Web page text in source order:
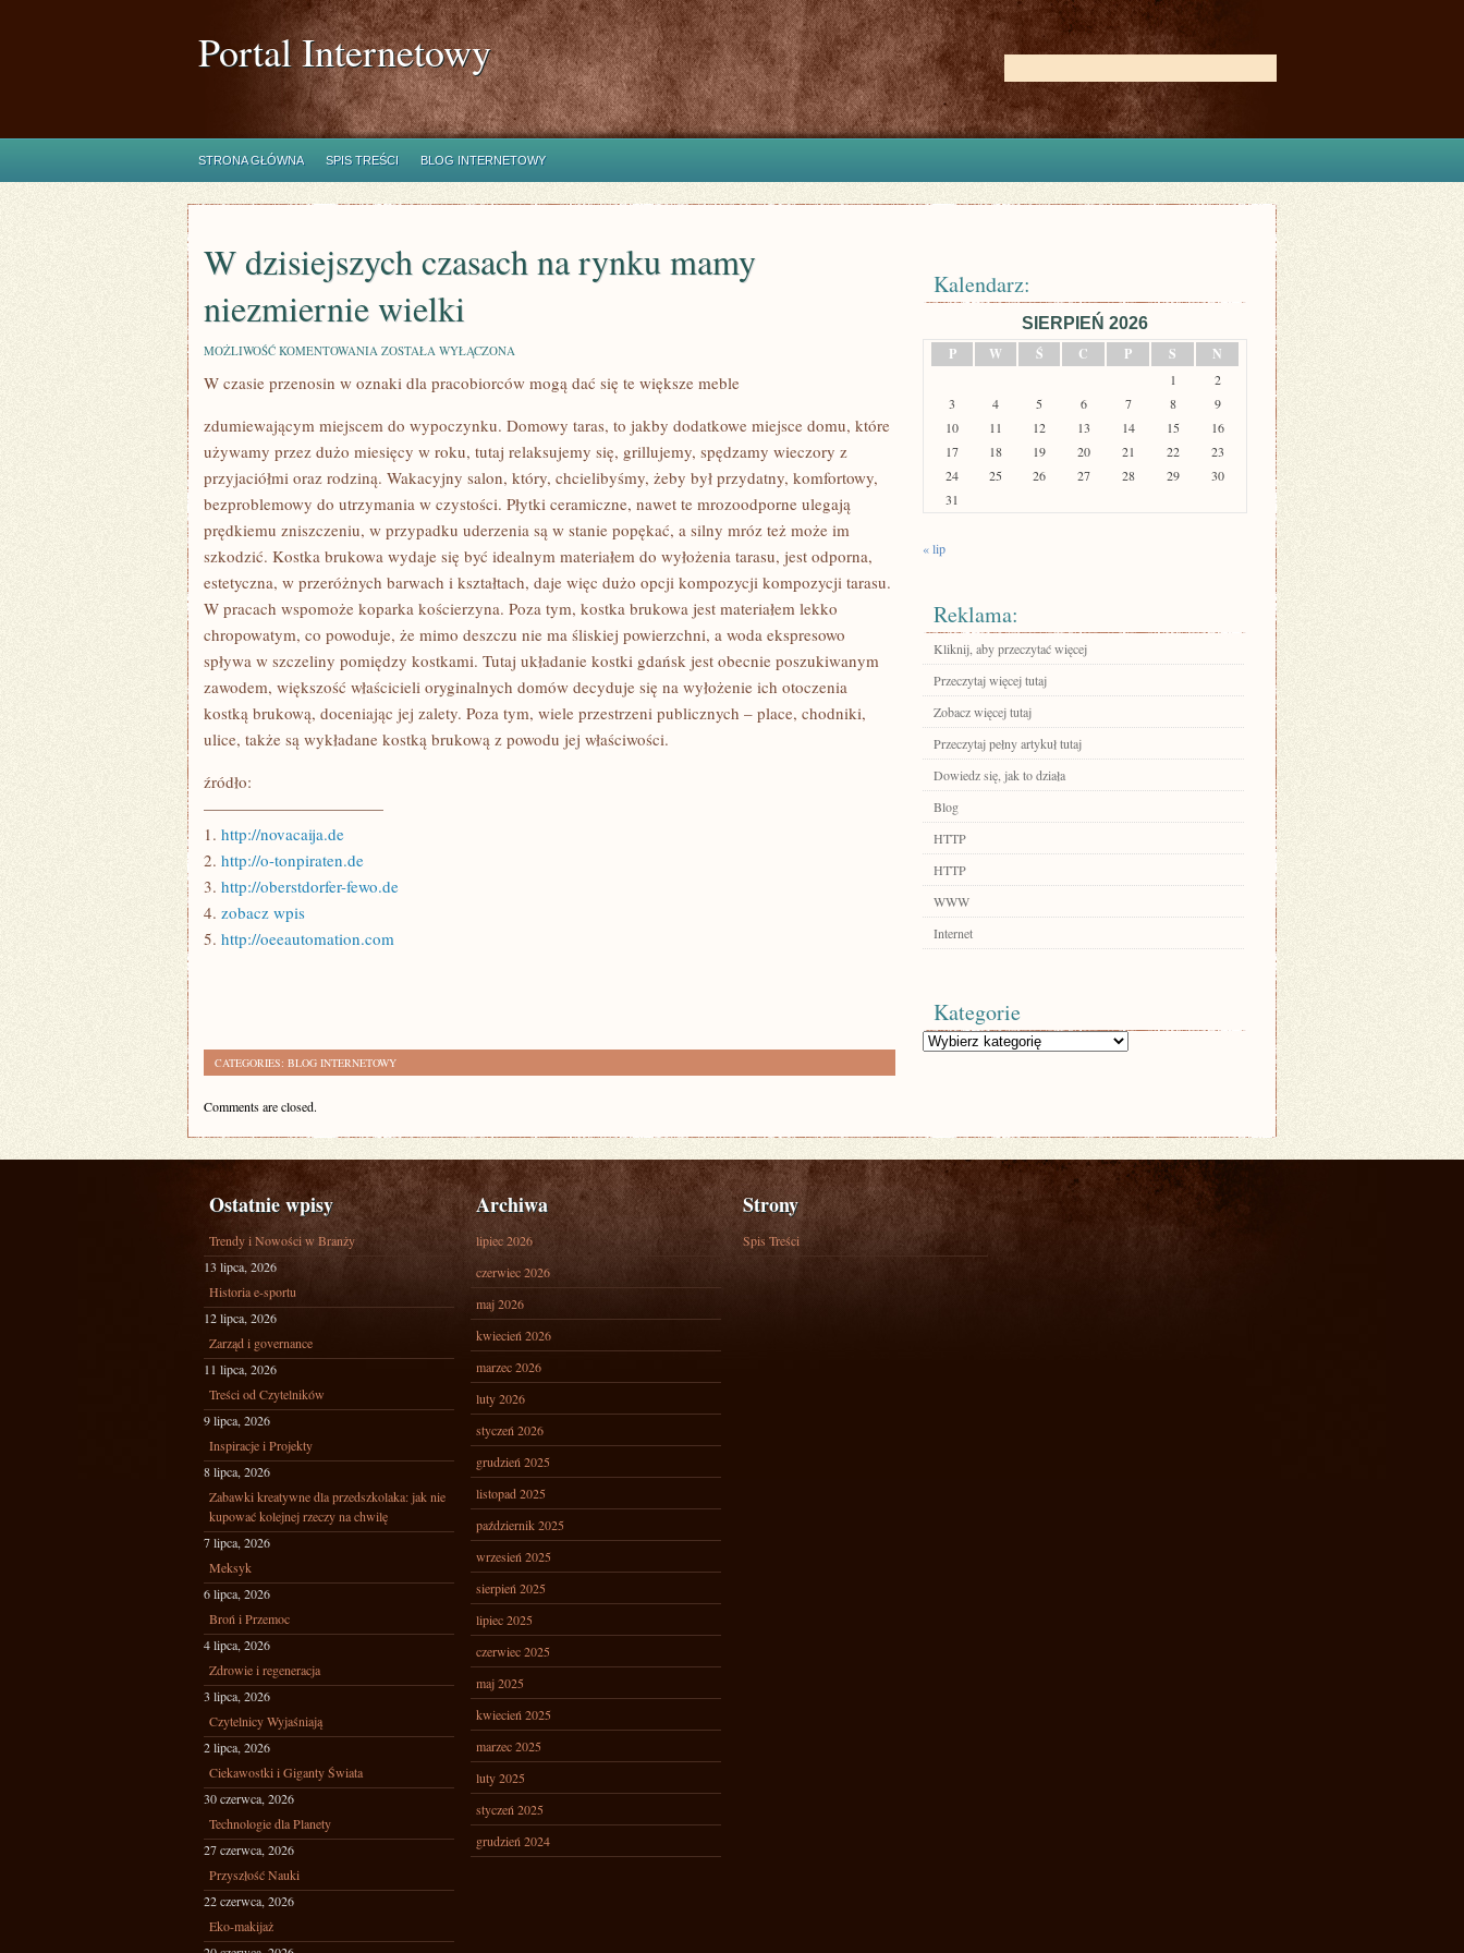
Portal Internetowy
STRONA GŁÓWNA SPIS TREŚCI BLOG INTERNETOWY
W dzisiejszych czasach na rynku mamy
niezmiernie wielki
MOŻLIWOŚĆ KOMENTOWANIA W
CZASACH
MAMY
NIEZMIERNIE
WIELKI
ZOSTAŁA WYŁĄCZONA
W czasie przenosin w oznaki dla pracobiorców mogą dać się te większe meble
zdumiewającym miejscem do wypoczynku. Domowy taras, to jakby dodatkowe miejsce domu, które
używamy przez dużo miesięcy w roku, tutaj relaksujemy się, grillujemy, spędzamy wieczory z
przyjaciółmi oraz rodziną. Wakacyjny salon, który, chcielibyśmy, żeby był przydatny, komfortowy,
bezproblemowy do utrzymania w czystości. Płytki ceramiczne, nawet te mrozoodporne ulegają
prędkiemu zniszczeniu, w przypadku uderzenia są w stanie popękać, a silny mróz też może im
szkodzić. Kostka brukowa wydaje się być idealnym materiałem do wyłożenia tarasu, jest odporna,
estetyczna, w przeróżnych barwach i kształtach, daje więc dużo opcji kompozycji kompozycji tarasu.
W pracach wspomoże koparka kościerzyna. Poza tym, kostka brukowa jest materiałem lekko
chropowatym, co powoduje, że mimo deszczu nie ma śliskiej powierzchni, a woda ekspresowo
spływa w szczeliny pomiędzy kostkami. Tutaj układanie kostki gdańsk jest obecnie poszukiwanym
zawodem, większość właścicieli oryginalnych domów decyduje się na wyłożenie ich otoczenia
kostką brukową, doceniając jej zalety. Poza tym, wiele przestrzeni publicznych – place, chodniki,
ulice, także są wykładane kostką brukową z powodu jej właściwości.
źródło:
———————————
1. http://novacaija.de
2. http://o-tonpiraten.de
3. http://oberstdorfer-fewo.de
4. zobacz wpis
5. http://oeeautomation.com
CATEGORIES: BLOG INTERNETOWY
Comments are closed.
Kalendarz:
SIERPIEŃ 2026
P
W Ś C P S N
1
2
3
4 5 6 7 8
9
10
11 12 13 14 15
16
17
18 19 20 21 22
23
24
25 26 27 28 29
30
31
« lip
Reklama:
Kliknij, aby przeczytać więcej
Przeczytaj więcej tutaj
Zobacz więcej tutaj
Przeczytaj pełny artykuł tutaj
Dowiedz się, jak to działa
Blog
HTTP
HTTP
WWW
Internet
Kategorie
Kategorie
Ostatnie wpisy
Trendy i Nowości w Branży
13 lipca, 2026
Historia e-sportu
12 lipca, 2026
Zarząd i governance
11 lipca, 2026
Treści od Czytelników
9 lipca, 2026
Inspiracje i Projekty
8 lipca, 2026
Zabawki kreatywne dla przedszkolaka: jak nie
kupować kolejnej rzeczy na chwilę
7 lipca, 2026
Meksyk
6 lipca, 2026
Broń i Przemoc
4 lipca, 2026
Zdrowie i regeneracja
3 lipca, 2026
Czytelnicy Wyjaśniają
2 lipca, 2026
Ciekawostki i Giganty Świata
30 czerwca, 2026
Technologie dla Planety
27 czerwca, 2026
Przyszłość Nauki
22 czerwca, 2026
Eko-makijaż
Archiwa
lipiec 2026
czerwiec 2026
maj 2026
kwiecień 2026
marzec 2026
luty 2026
styczeń 2026
grudzień 2025
listopad 2025
październik 2025
wrzesień 2025
sierpień 2025
lipiec 2025
czerwiec 2025
maj 2025
kwiecień 2025
marzec 2025
luty 2025
styczeń 2025
grudzień 2024
Strony
Spis Treści